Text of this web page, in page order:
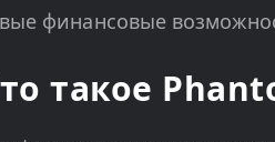
финансовые
такое